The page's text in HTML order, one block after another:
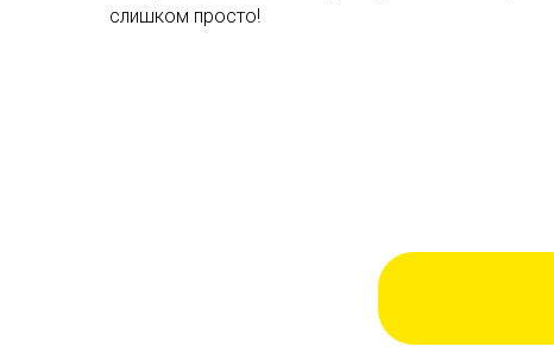
слишком просто!